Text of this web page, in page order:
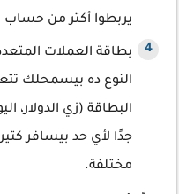
يربطوا أكتر من حساب
النوع ده بيسمحلك
البطاقة (زي الدولار،
جدًا لأي حد بيسافر
مختلفة.